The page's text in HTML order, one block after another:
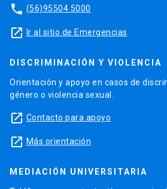
phone (56)95504 5000
launch Ir al sitio de Emergencias
DISCRIMINACIÓN Y VIOLENCIA
Orientación y apoyo en casos de
género o violencia sexual.
launch Contacto para apoyo
launch Más orientación
MEDIACIÓN UNIVERSITARIA